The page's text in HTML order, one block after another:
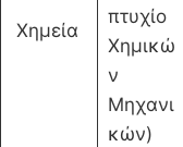
Χημεία
πτυχίο
Χημικώ
ν
Μηχανι
κών)